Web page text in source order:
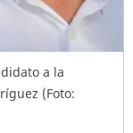
a la
(Foto: